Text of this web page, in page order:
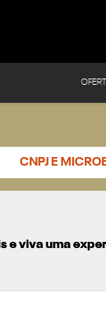
CNPJ E
e viva uma